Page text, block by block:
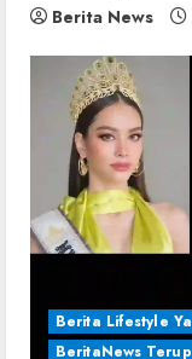
Berita News
Berita Lifestyle
BeritaNews